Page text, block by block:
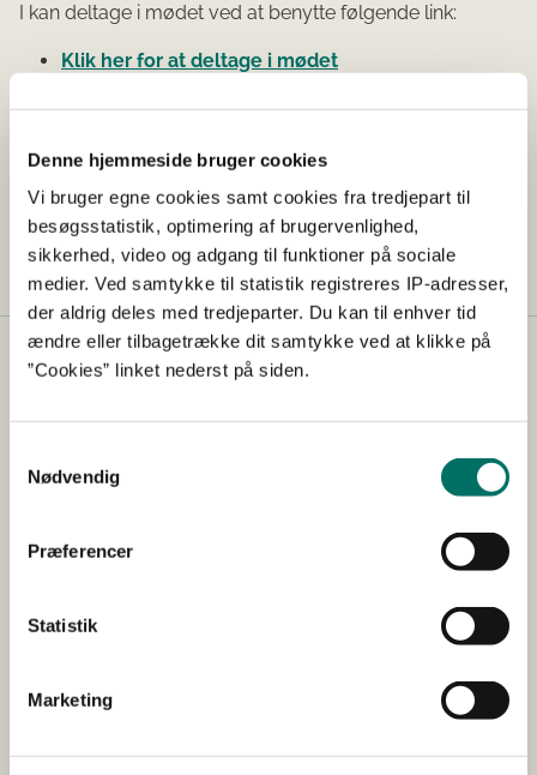
Denne hjemmeside bruger cookies
Vi bruger egne cookies samt cookies fra tredjepart til
besøgsstatistik, optimering af brugervenlighed,
sikkerhed, video og adgang til funktioner på sociale
medier. Ved samtykke til statistik registreres IP-adresser,
der aldrig deles med tredjeparter. Du kan til enhver tid
ændre eller tilbagetrække dit samtykke ved at klikke på
”Cookies” linket nederst på siden.
Nødvendig
Præferencer
Statistik
Marketing
I kan deltage i mødet ved at benytte følgende link:
Klik her for at deltage i mødet
Indsend gerne en beskrivelse af problematikken
til dyreforsoegstilsynet@fvst.dk forud for mødet.
Dyreforsøgstilsynet
Dyreforsøgstilsynet behandler ansøgninger om
dyreforsøgsfaciliteter i Danmark. Dyreforsøgstilsynet
forsøgsdyr samt forsøgsdyrslovgivning generelt.
AIRD